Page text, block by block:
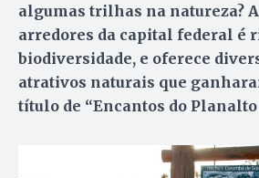
algumas trilhas na natureza?
arredores da capital federal é
biodiversidade, e oferece
atrativos naturais que
título de “Encantos do